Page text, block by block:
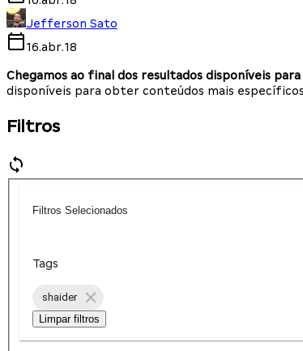
Jefferson Sato
16.abr.18
Chegamos ao final dos resultados disponíveis para
disponíveis para obter conteúdos mais
Filtros
Filtros Selecionados
Tags
shaider
Limpar filtros